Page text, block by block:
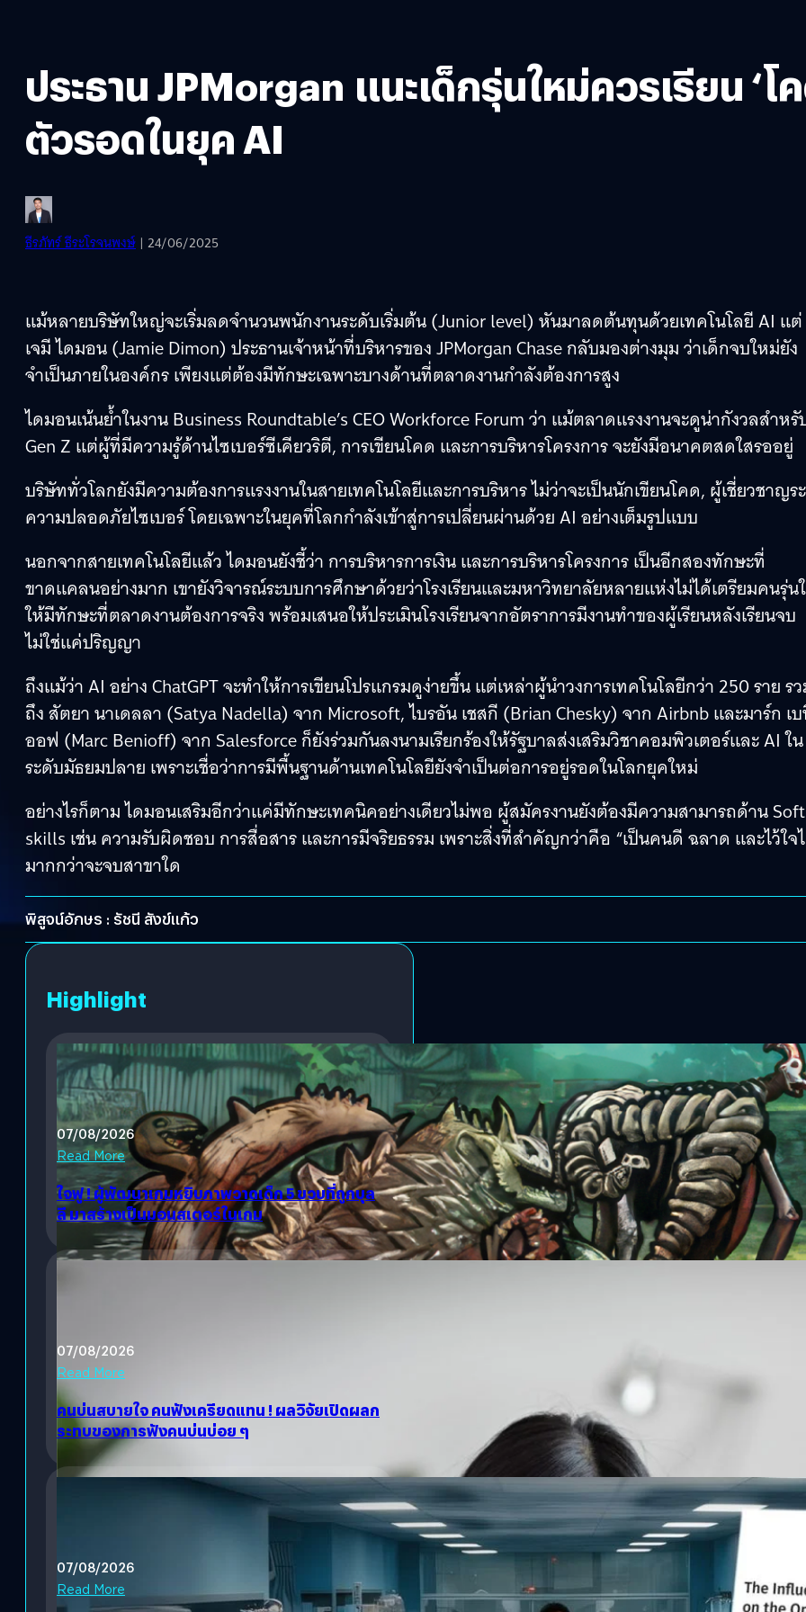
ประธาน JPMorgan แนะเด็กรุ่นใหม่ควรเรียน ‘โ
ตัวรอดในยุค AI
ธีรภัทร์ ธีระโรจนพงษ์ | 24/06/2025
แม้หลายบริษัทใหญ่จะเริ่มลดจำนวนพนักงานระดับเริ่มต้น (Junior level) หันมาลดต้นทุนด้วยเทคโนโลยี AI แต่
เจมี ไดมอน (Jamie Dimon) ประธานเจ้าหน้าที่บริหารของ JPMorgan Chase กลับมองต่างมุม ว่าเด็กจบใหม่ยัง
จำเป็นภายในองค์กร เพียงแต่ต้องมีทักษะเฉพาะบางด้านที่ตลาดงานกำลังต้องการสูง
ไดมอนเน้นย้ำในงาน Business Roundtable’s CEO Workforce Forum ว่า แม้ตลาดแรงงานจะดูน่ากังวลสำหรั
Gen Z แต่ผู้ที่มีความรู้ด้านไซเบอร์ซีเคียวริตี, การเขียนโคด และการบริหารโครงการ จะยังมีอนาคตสดใสรออยู่
บริษัททั่วโลกยังมีความต้องการแรงงานในสายเทคโนโลยีและการบริหาร ไม่ว่าจะเป็นนักเขียนโคด, ผู้เชี่ยวชาญร
ความปลอดภัยไซเบอร์ โดยเฉพาะในยุคที่โลกกำลังเข้าสู่การเปลี่ยนผ่านด้วย AI อย่างเต็มรูปแบบ
นอกจากสายเทคโนโลยีแล้ว ไดมอนยังชี้ว่า การบริหารการเงิน และการบริหารโครงการ เป็นอีกสองทักษะที่
ขาดแคลนอย่างมาก เขายังวิจารณ์ระบบการศึกษาด้วยว่าโรงเรียนและมหาวิทยาลัยหลายแห่งไม่ได้เตรียมคนรุ่น
ให้มีทักษะที่ตลาดงานต้องการจริง พร้อมเสนอให้ประเมินโรงเรียนจากอัตราการมีงานทำของผู้เรียนหลังเรียนจบ
ไม่ใช่แค่ปริญญา
ถึงแม้ว่า AI อย่าง ChatGPT จะทำให้การเขียนโปรแกรมดูง่ายขึ้น แต่เหล่าผู้นำวงการเทคโนโลยีกว่า 250 ราย ร
ถึง สัตยา นาเดลลา (Satya Nadella) จาก Microsoft, ไบรอัน เชสกี (Brian Chesky) จาก Airbnb และมาร์ก เ
ออฟ (Marc Benioff) จาก Salesforce ก็ยังร่วมกันลงนามเรียกร้องให้รัฐบาลส่งเสริมวิชาคอมพิวเตอร์และ AI ใน
ระดับมัธยมปลาย เพราะเชื่อว่าการมีพื้นฐานด้านเทคโนโลยียังจำเป็นต่อการอยู่รอดในโลกยุคใหม่
อย่างไรก็ตาม ไดมอนเสริมอีกว่าแค่มีทักษะเทคนิคอย่างเดียวไม่พอ ผู้สมัครงานยังต้องมีความสามารถด้าน Soft
skills เช่น ความรับผิดชอบ การสื่อสาร และการมีจริยธรรม เพราะสิ่งที่สำคัญกว่าคือ “เป็นคนดี ฉลาด และไว้ใจ
มากกว่าจะจบสาขาใด
พิสูจน์อักษร : รัชนี สังข์แก้ว
Highlight
07/08/2026
Read More
ใจฟู ! ผู้พัฒนาเกมหยิบภาพวาดเด็ก 5 ขวบที่ถูกบุล
ลี มาสร้างเป็นมอนสเตอร์ในเกม
07/08/2026
Read More
คนบ่นสบายใจ คนฟังเครียดแทน ! ผลวิจัยเปิดผลก
ระทบของการฟังคนบ่นบ่อย ๆ
07/08/2026
Read More